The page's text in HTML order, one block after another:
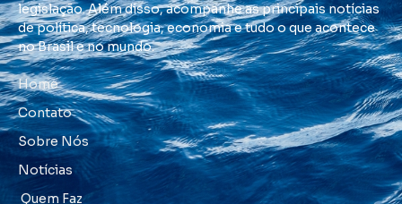
legislação. Além disso, acompanhe as principais notícias
de política, tecnologia, economia e tudo o que acontece
no Brasil e no mundo.
Home
Contato
Sobre Nós
Notícias
Quem Faz